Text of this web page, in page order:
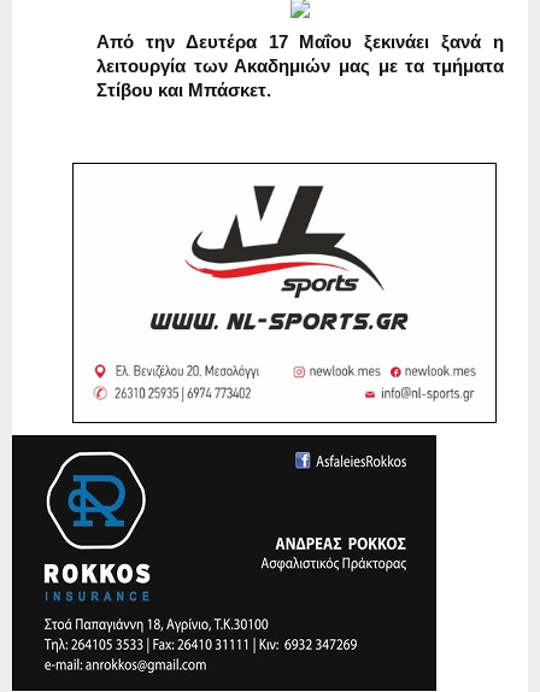
Από την Δευτέρα 17 Μαΐου ξεκινάει ξανά η
λειτουργία των Ακαδημιών μας με τα τμήματα
Στίβου και Μπάσκετ.